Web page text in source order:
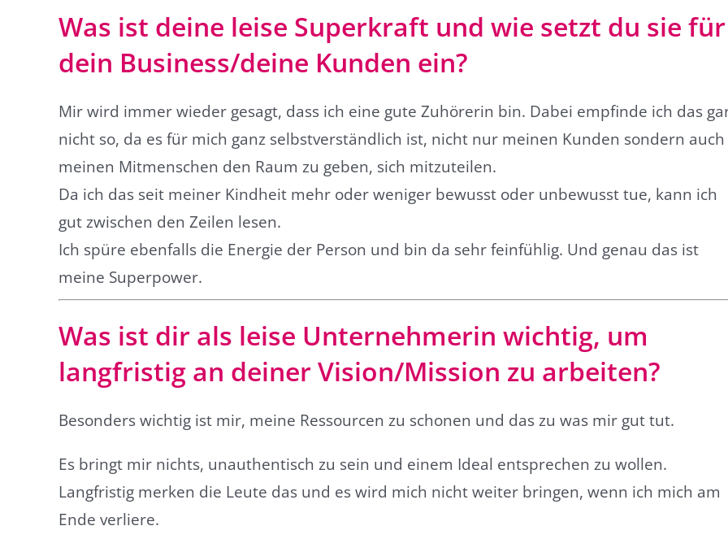
Was ist deine leise Superkraft und wie setzt du sie für
dein Business/deine Kunden ein?
Mir wird immer wieder gesagt, dass ich eine gute Zuhörerin bin. Dabei empfinde ich das
nicht so, da es für mich ganz selbstverständlich ist, nicht nur meinen Kunden sondern auch
meinen Mitmenschen den Raum zu geben, sich mitzuteilen.
Da ich das seit meiner Kindheit mehr oder weniger bewusst oder unbewusst tue, kann ich
gut zwischen den Zeilen lesen.
Ich spüre ebenfalls die Energie der Person und bin da sehr feinfühlig. Und genau das ist
meine Superpower.
Was ist dir als leise Unternehmerin wichtig, um
langfristig an deiner Vision/Mission zu arbeiten?
Besonders wichtig ist mir, meine Ressourcen zu schonen und das zu was mir gut tut.
Es bringt mir nichts, unauthentisch zu sein und einem Ideal entsprechen zu wollen.
Langfristig merken die Leute das und es wird mich nicht weiter bringen, wenn ich mich am
Ende verliere.